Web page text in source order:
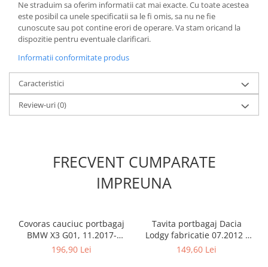
Ne straduim sa oferim informatii cat mai exacte. Cu toate acestea
este posibil ca unele specificatii sa le fi omis, sa nu ne fie
cunoscute sau pot contine erori de operare. Va stam oricand la
dispozitie pentru eventuale clarificari.
Informatii conformitate produs
Caracteristici
Review-uri(0)
FRECVENT CUMPARATE
IMPREUNA
Covoras cauciuc portbagaj
BMW X3 G01, 11.2017-
prezent, Rigum RKK Cehia
196,90 Lei
Tavita portbagaj Dacia
Lodgy fabricatie 07.2012 -
prezent (7 locuri)
149,60 Lei